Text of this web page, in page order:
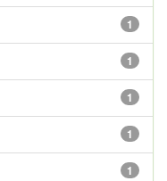
1
1
1
1
1